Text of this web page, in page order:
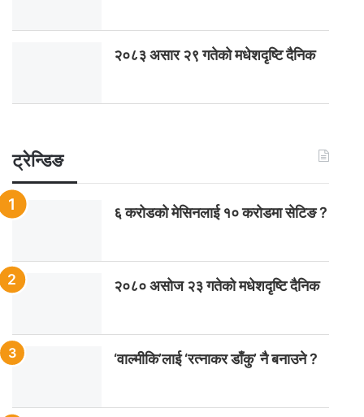
२०८३ असार २९ गतेको मधेशदृष्टि दैनिक
ट्रेन्डिङ
६ करोडको मेसिनलाई १० करोडमा सेटिङ ?
२०८० असोज २३ गतेको मधेशदृष्टि दैनिक
‘वाल्मीकि’लाई ‘रत्नाकर डाँकु’ नै बनाउने ?